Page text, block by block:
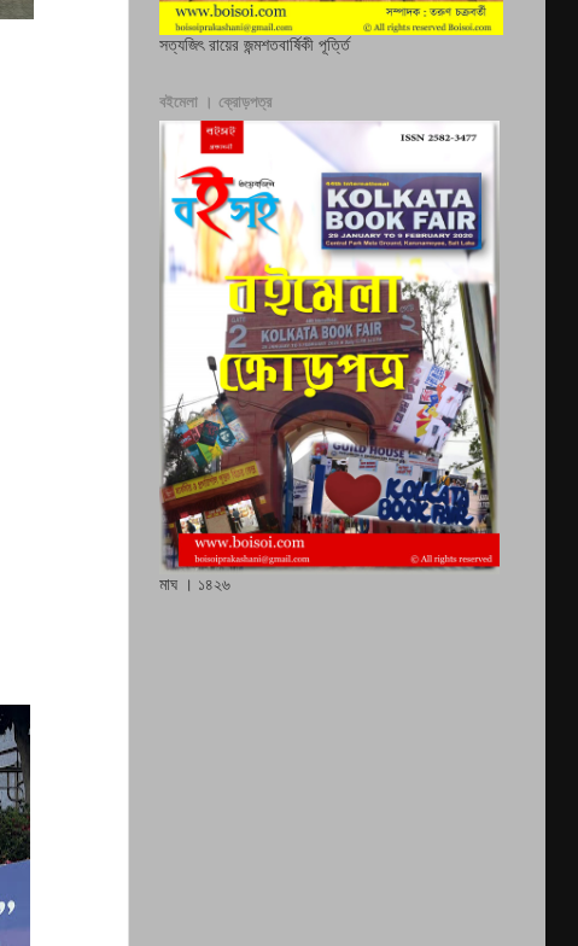
সত্যজিৎ রায়ের জন্মশতবার্ষিকী পূর্ত্তি
মাঘ । ১৪২৬